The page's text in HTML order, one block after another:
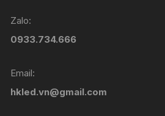
Zalo:
0933.734.666
Email:
hkled.vn@gmail.com